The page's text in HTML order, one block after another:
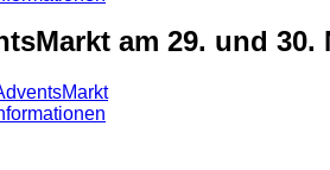
Markt am 29. und 30.